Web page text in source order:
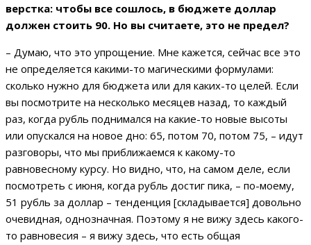
верстка: чтобы все сошлось, в бюджете доллар
должен стоить 90. Но вы считаете, это не предел?
– Думаю, что это упрощение. Мне кажется, сейчас все это
не определяется какими-то магическими формулами:
сколько нужно для бюджета или для каких-то целей. Если
вы посмотрите на несколько месяцев назад, то каждый
раз, когда рубль поднимался на какие-то новые высоты
или опускался на новое дно: 65, потом 70, потом 75, – идут
разговоры, что мы приближаемся к какому-то
равновесному курсу. Но видно, что, на самом деле, если
посмотреть с июня, когда рубль достиг пика, – по-моему,
51 рубль за доллар – тенденция [складывается] довольно
очевидная, однозначная. Поэтому я не вижу здесь какого-
то равновесия – я вижу здесь, что есть общая